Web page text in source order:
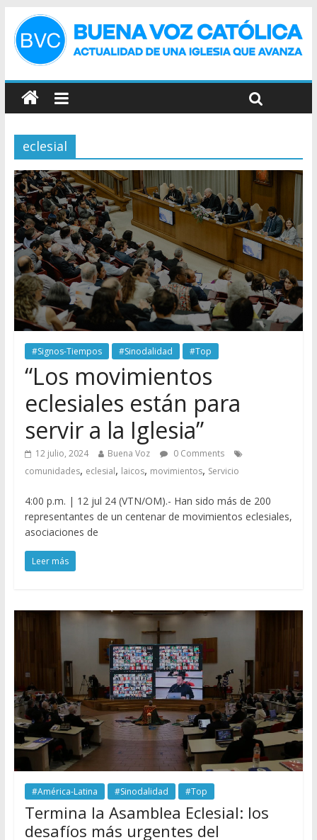
eclesial
#Signos-Tiempos #Sinodalidad #Top
“Los movimientos
eclesiales están para
servir a la Iglesia”
12 julio, 2024 Buena Voz
0 Comments
comunidades, eclesial, laicos, movimientos, Servicio
4:00 p.m. | 12 jul 24 (VTN/OM).- Han sido más de 200
representantes de un centenar de movimientos eclesiales,
asociaciones de
Leer más
#América-Latina #Sinodalidad #Top
Termina la Asamblea Eclesial: los
desafíos más urgentes del